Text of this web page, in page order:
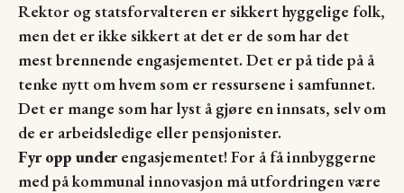
Rektor og statsforvalteren er sikkert hyggelige folk,
men det er ikke sikkert at det er de som har det
mest brennende engasjementet. Det er på tide på å
tenke nytt om hvem som er ressursene i samfunnet.
Det er mange som har lyst å gjøre en innsats, selv om
de er arbeidsledige eller pensjonister.
Fyr opp underengasjementet! For å få innbyggerne
med på kommunal innovasjon må utfordringen være